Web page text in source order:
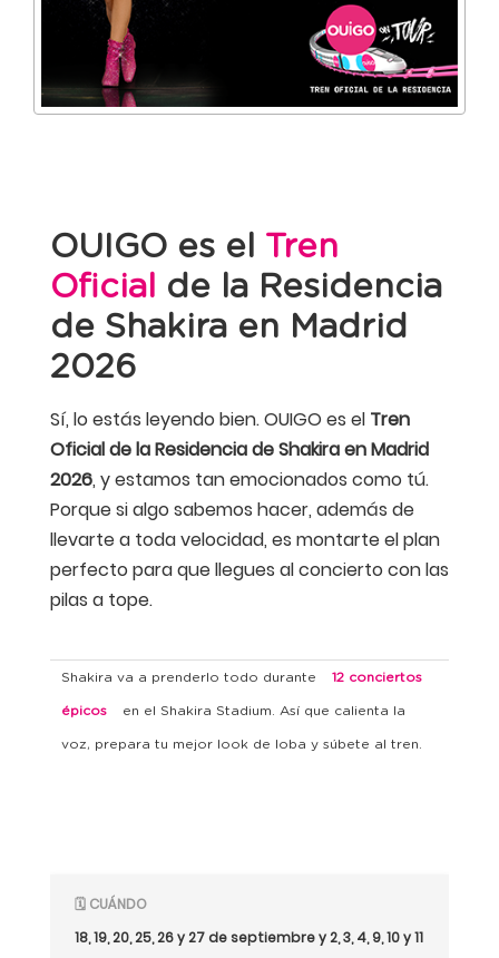
OUIGO es el Tren
Oficial de la Residencia
de Shakira en Madrid
2026
Sí, lo estás leyendo bien. OUIGO es el Tren
Oficial de la Residencia de Shakira en Madrid
2026, y estamos tan emocionados como tú.
Porque si algo sabemos hacer, además de
llevarte a toda velocidad, es montarte el plan
perfecto para que llegues al concierto con las
pilas a tope.
Shakira va a prenderlo todo durante 12 conciertos
épicos en el Shakira Stadium. Así que calienta la
voz, prepara tu mejor look de loba y súbete al tren.
🗓️ CUÁNDO
18, 19, 20, 25, 26 y 27 de septiembre y 2, 3, 4, 9, 10 y 11